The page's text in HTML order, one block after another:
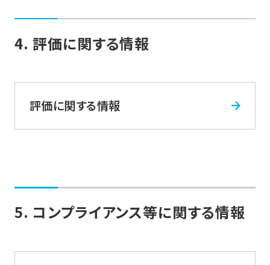
4. 評価に関する情報
評価に関する情報
5. コンプライアンス等に関する情報